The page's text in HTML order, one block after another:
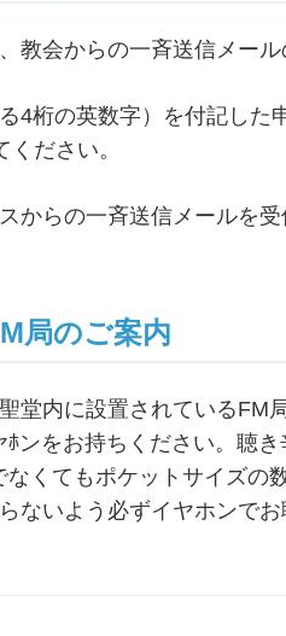
教会からの一斉送信メー
の英数字）を付記した
ください。
からの一斉送信メールを
局のご案内
堂内に設置されているFM
ンをお持ちください。聴
くてもポケットサイズの
ないよう必ずイヤホンでお